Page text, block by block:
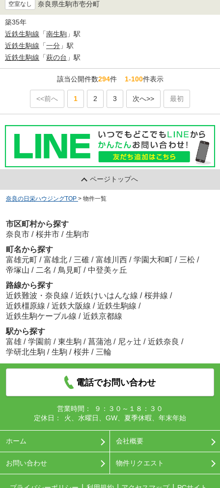
空室なし 奈良県生駒市壱分町
築35年
近鉄生駒線 「南生駒 」駅
近鉄生駒線 「一分 」駅
近鉄生駒線 「萩の台 」駅
該当公開件数294件1-100件表示
<<前へ 1 2 3 次へ>> 最初
ページトップへ
奈良の日栄ハウジングTOP > 物件一覧
市区町村から探す
奈良市 / 桜井市 / 生駒市
町名から探す
富雄元町 / 富雄北 / 三碓 / 富雄川西 / 学園大和町 / 三松 /
帝塚山 / 二名 / 鳥見町 / 中登美ヶ丘
路線から探す
近鉄難波・奈良線 / 近鉄けいはんな線 / 桜井線 /
近鉄橿原線 / 近鉄大阪線 / 近鉄生駒線 /
近鉄生駒ケーブル線 / 近鉄京都線
駅から探す
富雄 / 学園前 / 東生駒 / 菖蒲池 / 尼ヶ辻 / 近鉄奈良 /
学研北生駒 / 生駒 / 桜井 / 三輪
電話でお問い合わせ
営業時間：
９：３０～１８：３０
定休日：
火、水曜日、GW、夏季休暇、年末年始
ホーム 会社概要
お問い合わせ 物件リクエスト